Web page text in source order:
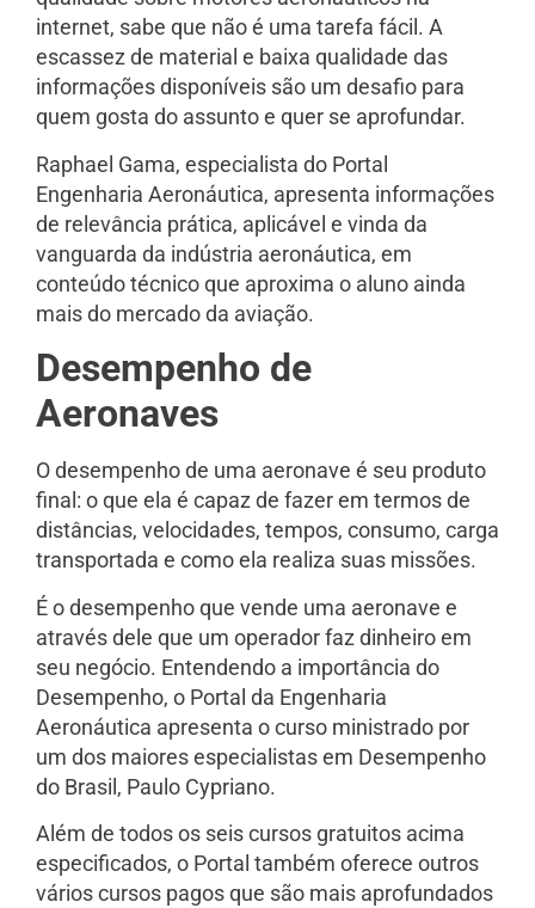
internet, sabe que não é uma tarefa fácil. A
escassez de material e baixa qualidade das
informações disponíveis são um desafio para
quem gosta do assunto e quer se aprofundar.
Raphael Gama, especialista do Portal
Engenharia Aeronáutica, apresenta informações
de relevância prática, aplicável e vinda da
vanguarda da indústria aeronáutica, em
conteúdo técnico que aproxima o aluno ainda
mais do mercado da aviação.
Desempenho de
Aeronaves
O desempenho de uma aeronave é seu produto
final: o que ela é capaz de fazer em termos de
distâncias, velocidades, tempos, consumo, carga
transportada e como ela realiza suas missões.
É o desempenho que vende uma aeronave e
através dele que um operador faz dinheiro em
seu negócio. Entendendo a importância do
Desempenho, o Portal da Engenharia
Aeronáutica apresenta o curso ministrado por
um dos maiores especialistas em Desempenho
do Brasil, Paulo Cypriano.
Além de todos os seis cursos gratuitos acima
especificados, o Portal também oferece outros
vários cursos pagos que são mais aprofundados